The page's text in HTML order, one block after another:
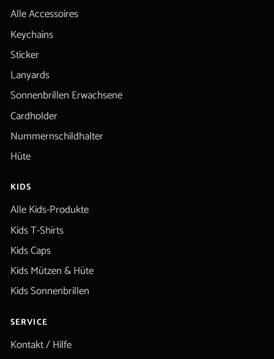
Alle Accessoires
Keychains
Sticker
Lanyards
Sonnenbrillen Erwachsene
Cardholder
Nummernschildhalter
Hüte
KIDS
Alle Kids-Produkte
Kids T-Shirts
Kids Caps
Kids Mützen & Hüte
Kids Sonnenbrillen
SERVICE
Kontakt / Hilfe